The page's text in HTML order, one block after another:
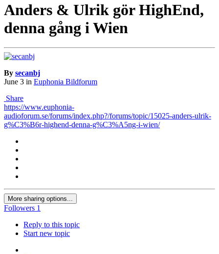
Anders & Ulrik gör HighEnd,
denna gång i Wien
By secanbj
June 3 in Euphonia Bildforum
Share
https://www.euphonia-
audioforum.se/forums/index.php?/forums/topic/15025-anders-ulrik-
g%C3%B6r-highend-denna-g%C3%A5ng-i-wien/
More sharing options...
Followers 1
Reply to this topic
Start new topic